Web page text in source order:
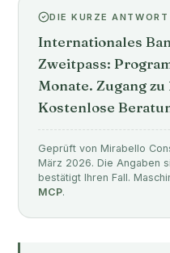
DIE KURZE ANTWORT
Internationales
Zweitpass:
Monate. Zugang zu
Kostenlose
Geprüft von Mirabello
März 2026. Die Angaben
bestätigt Ihren Fall.
MCP.